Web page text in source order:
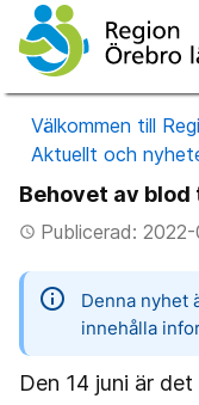
Välkommen till
Aktuellt och
Behovet av
access_timePublicerad:
Denna nyhet
innehålla
Den 14 juni är